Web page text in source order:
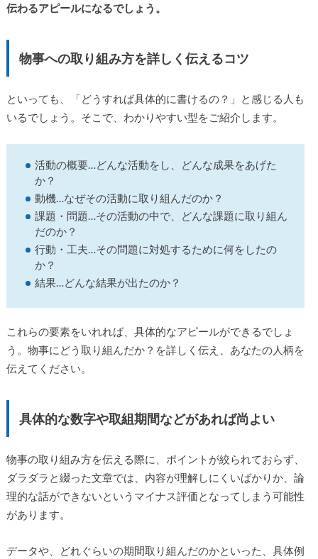
伝わるアピールになるでしょう。
物事への取り組み方を詳しく伝えるコツ
といっても、「どうすれば具体的に書けるの？」と感じる人も
いるでしょう。そこで、わかりやすい型をご紹介します。
活動の概要…どんな活動をし、どんな成果をあげた
か？
動機…なぜその活動に取り組んだのか？
課題・問題…その活動の中で、どんな課題に取り組ん
だのか？
行動・工夫…その問題に対処するために何をしたの
か？
結果…どんな結果が出たのか？
これらの要素をいれれば、具体的なアピールができるでしょ
う。物事にどう取り組んだか？を詳しく伝え、あなたの人柄を
伝えてください。
具体的な数字や取組期間などがあれば尚よい
物事の取り組み方を伝える際に、ポイントが絞られておらず、
ダラダラと綴った文章では、内容が理解しにくいばかりか、論
理的な話ができないというマイナス評価となってしまう可能性
があります。
データや、どれぐらいの期間取り組んだのかといった、具体例